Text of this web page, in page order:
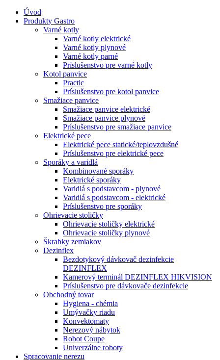
Úvod
Produkty Gastro
Varné kotly
Varné kotly elektrické
Varné kotly plynové
Varné kotly parné
Príslušenstvo pre varné kotly
Kotol panvice
Practic
Príslušenstvo pre kotol panvice
Smažiace panvice
Smažiace panvice elektrické
Smažiace panvice plynové
Príslušenstvo pre smažiace panvice
Elektrické pece
Elektrické pece statické/teplovzdušné
Príslušenstvo pre elektrické pece
Sporáky a varidlá
Kombinované sporáky
Elektrické sporáky
Varidlá s podstavcom - plynové
Varidlá s podstavcom - elektrické
Príslušenstvo pre sporáky
Ohrievacie stoličky
Ohrievacie stoličky elektrické
Ohrievacie stoličky plynové
Škrabky zemiakov
Dezinflex
Bezdotykový dávkovač dezinfekcie
DEZINFLEX
Kamerový terminál DEZINFLEX HIKVISION
Príslušenstvo pre dávkovače dezinfekcie
Obchodný tovar
Hygiena - chémia
Umývačky riadu
Konvektomaty
Nerezový nábytok
Robot Coupe
Univerzálne roboty
Spracovanie nerezu